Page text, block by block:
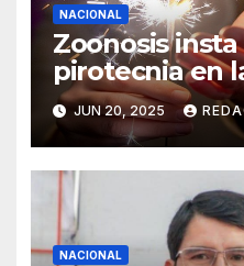
NACIONAL
Zoonosis
pirotecnia en
Juan
JUN 20, 2025
NACIONAL